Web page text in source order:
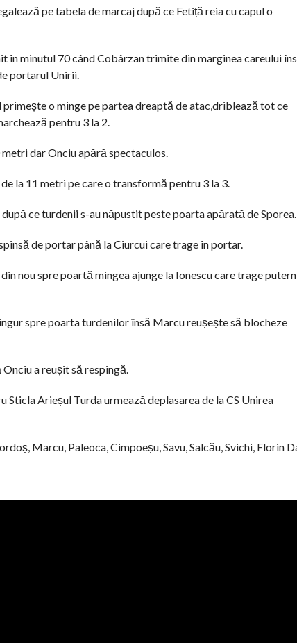
pe tabela de marcaj după ce Fetiță reia cu capul o
în minutul 70 când Cobârzan trimite din marginea careului
portarul Unirii.
o minge pe partea dreaptă de atac,driblează tot ce
pentru 3 la 2.
dar Onciu apără spectaculos.
la 11 metri pe care o transformă pentru 3 la 3.
ce turdenii s-au năpustit peste poarta apărată de Sporea.
de portar până la Ciurcui care trage în portar.
nou spre poartă mingea ajunge la Ionescu care trage
spre poarta turdenilor însă Marcu reușește să blocheze
a reușit să respingă.
Sticla Arieșul Turda urmează deplasarea de la CS Unirea
Marcu, Paleoca, Cimpoeșu, Savu, Salcău, Svichi, Florin